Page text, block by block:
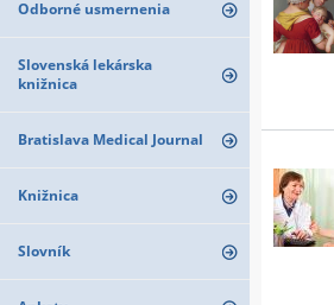
Odborné usmernenia
Slovenská lekárska
knižnica
Bratislava Medical Journal
Knižnica
Slovník